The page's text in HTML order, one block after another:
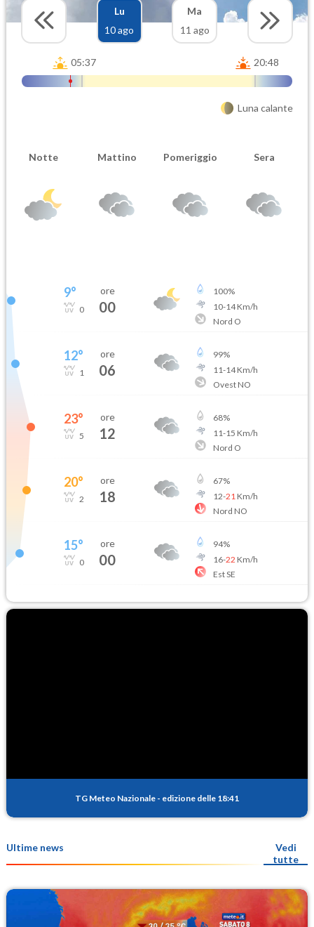
Lu
10 ago
Ma
11 ago
05:37 20:48
Luna calante
Notte Mattino Pomeriggio Sera
9°
0
ore
00
100%
10-14Km/h
Nord O
12°
1
ore
06
99%
11-14Km/h
Ovest NO
23°
5
ore
12
68%
11-15 Km/h
Nord O
20°
2
ore
18
67%
12-21 Km/h
Nord NO
15°
0
ore
00
94%
16-22 Km/h
Est SE
TG Meteo Nazionale - edizione delle 18:41
Ultime news
Vedi
tutte